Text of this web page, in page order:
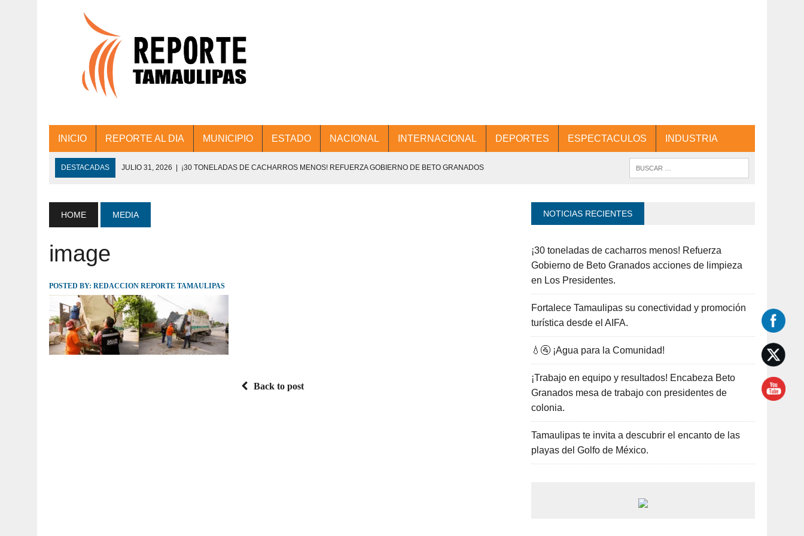
INICIO REPORTE AL DIA MUNICIPIO ESTADO NACIONAL INTERNACIONAL DEPORTES ESPECTACULOS INDUSTRIA
DESTACADAS JULIO 31, 2026 | ¡30 TONELADAS DE CACHARROS MENOS! REFUERZA GOBIERNO DE BETO GRANADOS
JULIO 30, 2026 | 💧🚰 ¡AGUA PARA LA COMUNIDAD!
DE COLONIA.
JULIO 30, 2026 | TAMAULIPAS TE INVITA A DESCUBRIR EL ENCANTO DE LAS PLAYAS DEL GOLFO DE MÉXICO.
HOME MEDIA
image
POSTED BY: REDACCION REPORTE TAMAULIPAS
Back to post
NOTICIAS RECIENTES
¡30 toneladas de cacharros menos! Refuerza
Gobierno de Beto Granados acciones de limpieza
en Los Presidentes.
Fortalece Tamaulipas su conectividad y promoción
turística desde el AIFA.
💧🚰 ¡Agua para la Comunidad!
¡Trabajo en equipo y resultados! Encabeza Beto
Granados mesa de trabajo con presidentes de
colonia.
Tamaulipas te invita a descubrir el encanto de las
playas del Golfo de México.